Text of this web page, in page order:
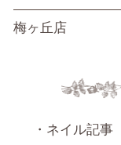
梅ヶ丘店
ネイル記事